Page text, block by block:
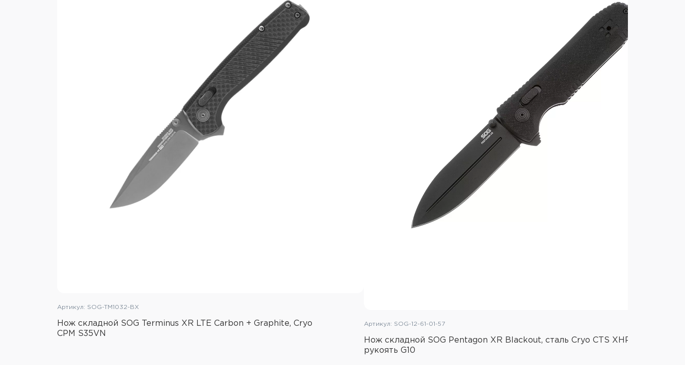
Артикул: SOG-TM1032-BX
Нож складной SOG Terminus XR LTE Carbon + Graphite, Cryo
CPM S35VN
Артикул: SOG-12-61-01-57
Нож складной SOG Pentagon XR Blackout, сталь Cryo CTS XHP,
рукоять G10